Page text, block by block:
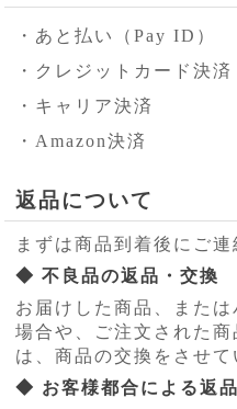
・あと払い（Pay ID）
・クレジットカード決済
・キャリア決済
・Amazon決済
返品について
まずは商品到着後にご連
◆ 不良品の返品・交換
お届けした商品、また
場合や、ご注文された
は、商品の交換をさせて
◆ お客様都合による返